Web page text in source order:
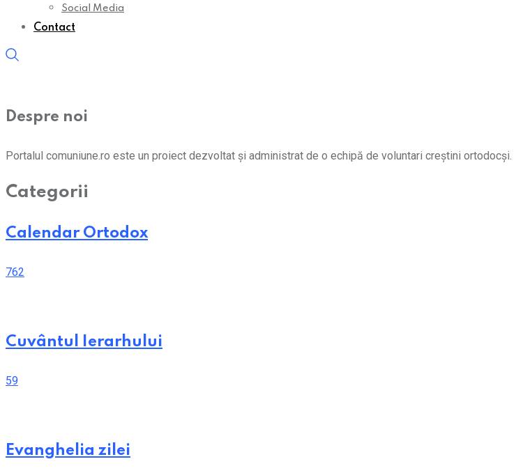
Social Media
Contact
Despre noi
Portalul comuniune.ro este un proiect dezvoltat și administrat de o echipă de voluntari creștini ortodocși.
Categorii
Calendar Ortodox
762
Cuvântul Ierarhului
59
Evanghelia zilei